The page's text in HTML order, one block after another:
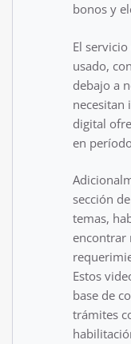
bonos y
El
usado,
debajo a
necesitan
digital
en
sección
temas,
encontrar
Estos
base de
trámites